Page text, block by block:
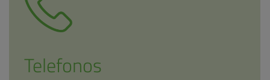
Telefonos